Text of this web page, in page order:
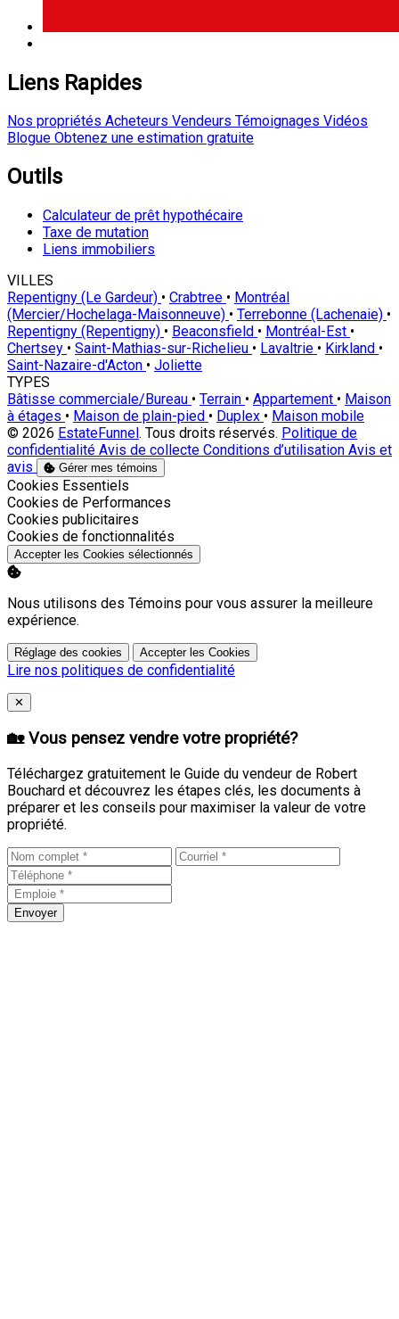
Liens Rapides
Nos propriétés Acheteurs Vendeurs Témoignages Vidéos
Blogue Obtenez une estimation gratuite
Outils
Calculateur de prêt hypothécaire
Taxe de mutation
Liens immobiliers
VILLES
Repentigny (Le Gardeur) • Crabtree • Montréal
(Mercier/Hochelaga-Maisonneuve) • Terrebonne (Lachenaie) •
Repentigny (Repentigny) • Beaconsfield • Montréal-Est •
Chertsey • Saint-Mathias-sur-Richelieu • Lavaltrie • Kirkland •
Saint-Nazaire-d'Acton • Joliette
TYPES
Bâtisse commerciale/Bureau • Terrain • Appartement • Maison
à étages • Maison de plain-pied • Duplex • Maison mobile
© 2026 EstateFunnel . Tous droits réservés. Politique de
confidentialité Avis de collecte Conditions d’utilisation Avis et
avis
Gérer mes témoins
Activer
Cookies Essentiels
Activer
Cookies de Performances
Activer
Cookies publicitaires
Activer
Cookies de fonctionnalités
Accepter les Cookies sélectionnés
Nous utilisons des Témoins pour vous assurer la meilleure
expérience.
Réglage des cookies Accepter les Cookies
Lire nos politiques de confidentialité
Close
✕
🏡 Vous pensez vendre votre propriété?
Téléchargez gratuitement le Guide du vendeur de Robert
Bouchard et découvrez les étapes clés, les documents à
préparer et les conseils pour maximiser la valeur de votre
propriété.
Envoyer